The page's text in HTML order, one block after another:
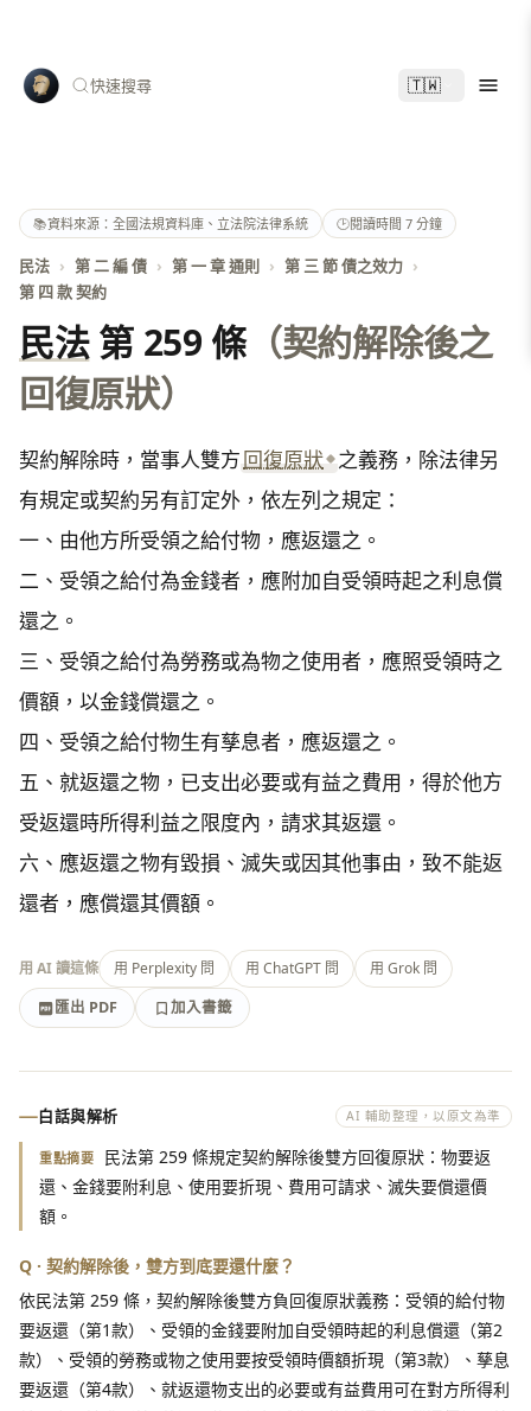
快速搜尋 🇹🇼
📚資料來源：全國法規資料庫、立法院法律系統 🕑閱讀時間 7 分鐘
民法 › 第 二 編 債 › 第 一 章 通則 › 第 三 節 債之效力 ›
第 四 款 契約
民法第 259 條（契約解除後之
回復原狀）
契約解除時，當事人雙方回復原狀 之義務，除法律另
有規定或契約另有訂定外，依左列之規定：
一、由他方所受領之給付物，應返還之。
二、受領之給付為金錢者，應附加自受領時起之利息償
還之。
三、受領之給付為勞務或為物之使用者，應照受領時之
價額，以金錢償還之。
四、受領之給付物生有孳息者，應返還之。
五、就返還之物，已支出必要或有益之費用，得於他方
受返還時所得利益之限度內，請求其返還。
六、應返還之物有毀損、滅失或因其他事由，致不能返
還者，應償還其價額。
用 AI 讀這條 用 Perplexity 問 用 ChatGPT 問
用 Grok 問
匯出 PDF
加入書籤
匯出 PDF
加入書籤
白話與解析 AI 輔助整理，以原文為準
重點摘要
民法第 259 條規定契約解除後雙方回復原狀：物要返
還、金錢要附利息、使用要折現、費用可請求、滅失要償還價
額。
Q · 契約解除後，雙方到底要還什麼？
依民法第 259 條，契約解除後雙方負回復原狀義務：受領的給付物
要返還（第1款）、受領的金錢要附加自受領時起的利息償還（第2
款）、受領的勞務或物之使用要按受領時價額折現（第3款）、孳息
要返還（第4款）、就返還物支出的必要或有益費用可在對方所得利